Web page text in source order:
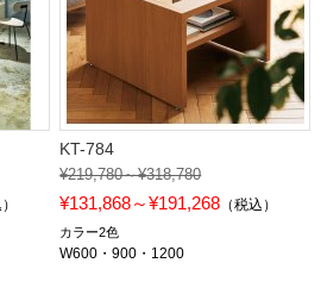
KT-784
¥219,780～¥318,780
¥131,868～¥191,268 （税込）
カラー2色
W600・900・1200